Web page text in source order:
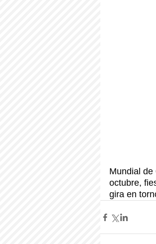
Mundial
octubre,
gira en